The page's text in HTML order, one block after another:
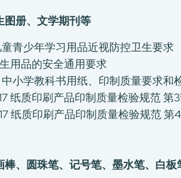
图册、文学期刊等
青少年学习用品近视防控卫生要求
用品的安全通用要求
小学教科书用纸、印制质量要求和
纸质印刷产品印制质量检验规范 第
纸质印刷产品印制质量检验规范 第
棒、圆珠笔、记号笔、墨水笔、白板